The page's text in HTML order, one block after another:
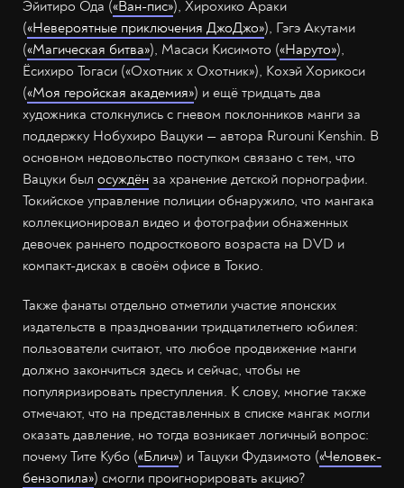
Эйитиро Ода («Ван-пис»), Хирохико Араки
(«Невероятные приключения ДжоДжо»), Гэгэ Акутами
(«Магическая битва»), Масаси Кисимото («Наруто»),
Ёсихиро Тогаси («Охотник x Охотник»), Кохэй Хорикоси
(«Моя геройская академия») и ещё тридцать два
художника столкнулись с гневом поклонников манги за
поддержку Нобухиро Вацуки — автора Rurouni Kenshin. В
основном недовольство поступком связано с тем, что
Вацуки был осуждён за хранение детской порнографии.
Токийское управление полиции обнаружило, что мангака
коллекционировал видео и фотографии обнаженных
девочек раннего подросткового возраста на DVD и
компакт-дисках в своём офисе в Токио.
Также фанаты отдельно отметили участие японских
издательств в праздновании тридцатилетнего юбилея:
пользователи считают, что любое продвижение манги
должно закончиться здесь и сейчас, чтобы не
популяризировать преступления. К слову, многие также
отмечают, что на представленных в списке мангак могли
оказать давление, но тогда возникает логичный вопрос:
почему Тите Кубо («Блич») и Тацуки Фудзимото («Человек-
бензопила») смогли проигнорировать акцию?